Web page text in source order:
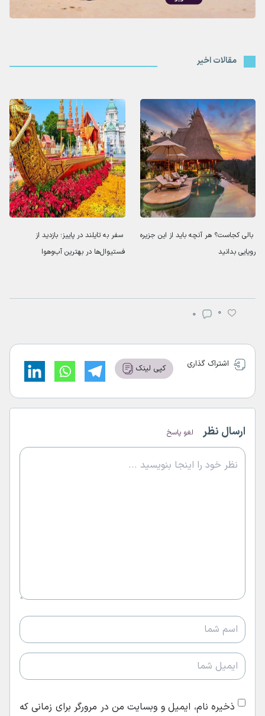
0
0
مقالات اخیر
بالی کجاست؟ هر آنچه باید از این جزیره
رویایی بدانید
سفر به تایلند در پاییز؛ بازدید از
فستیوال‌ها در بهترین آب‌و‌هوا
اشتراک گذاری کپی لینک
ارسال نظر لغو پاسخ
ذخیره نام، ایمیل و وبسایت من در مرورگر برای زمانی که